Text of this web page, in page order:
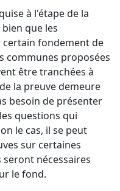
à l'étape de la
que les
fondement de
communes proposées
être tranchées à
la preuve demeure
besoin de présenter
questions qui
le cas, il se peut
sur certaines
nécessaires
le fond.